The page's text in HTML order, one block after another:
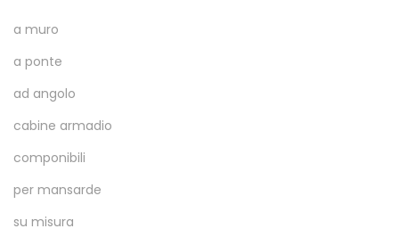
a muro
a ponte
ad angolo
cabine armadio
componibili
per mansarde
su misura